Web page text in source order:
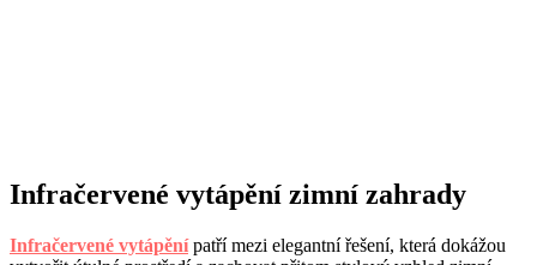
Infračervené vytápění zimní zahrady
Infračervené vytápěnípatří mezi elegantní řešení, která dokážou